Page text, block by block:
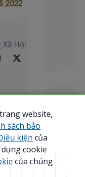
Hội
All Rights
website,
sách bảo
kiện của
cookie
của chúng